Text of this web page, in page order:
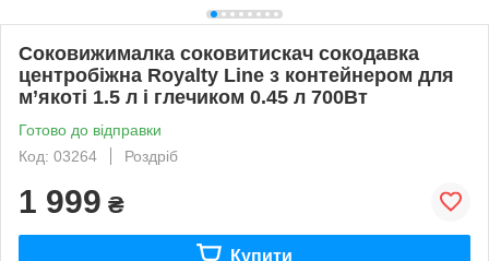
Соковижималка соковитискач сокодавка
центробіжна Royalty Line з контейнером для
м’якоті 1.5 л і глечиком 0.45 л 700Вт
Готово до відправки
Код: 03264
Роздріб
1 999 ₴
Купити